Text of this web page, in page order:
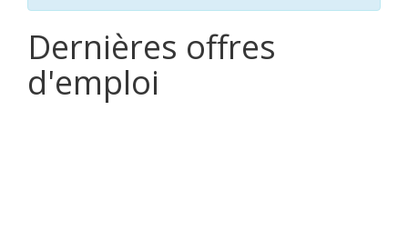
Dernières offres
d'emploi